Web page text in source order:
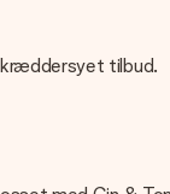
tilbud.